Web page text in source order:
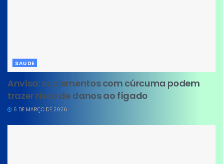
SAUDE
Anvisa: suplementos com cúrcuma podem
trazer risco de danos ao fígado
6 DE MARÇO DE 2026